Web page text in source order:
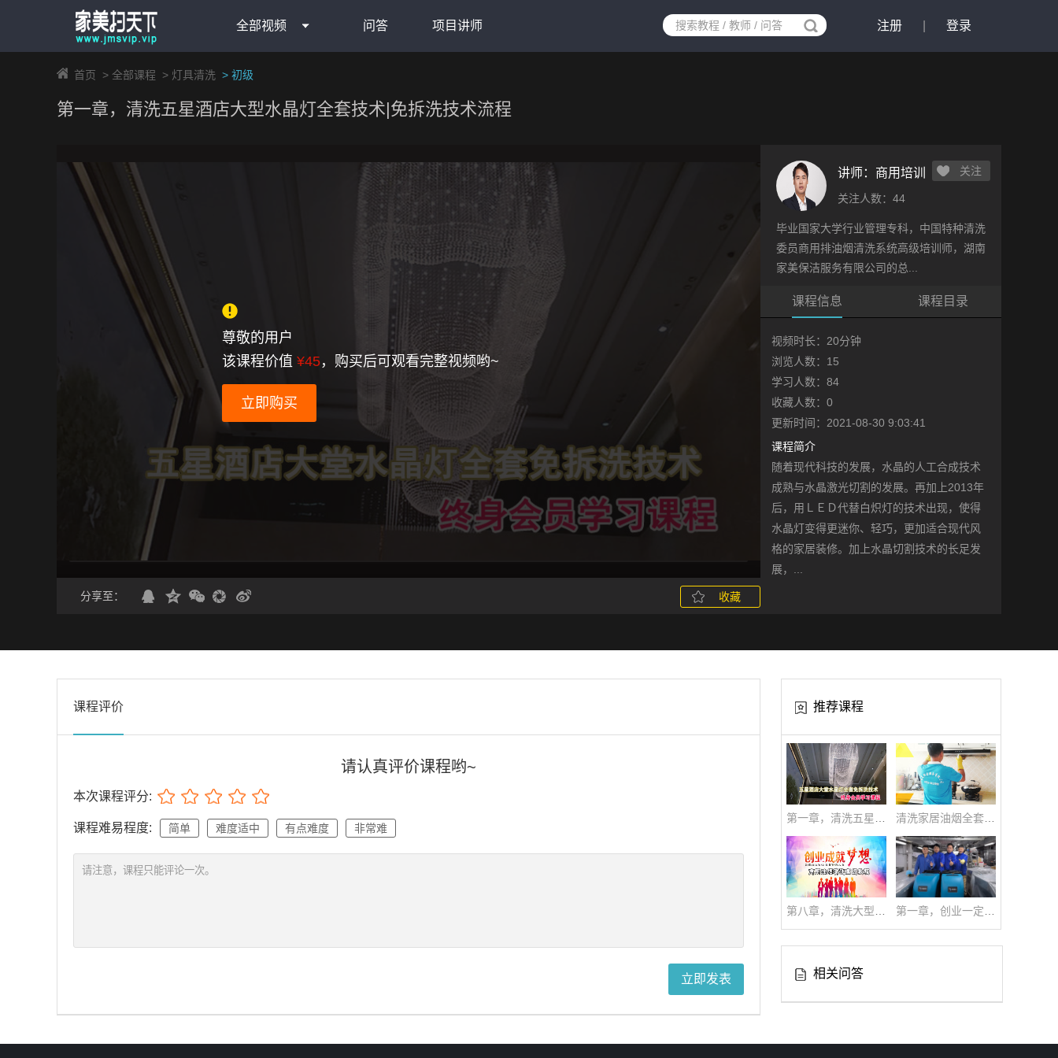
全部视频 问答 项目讲师 注册 登录
首页 > 全部课程 > 灯具清洗 > 初级
第一章，清洗五星酒店大型水晶灯全套技术|免拆洗技术流程
尊敬的用户
该课程价值 ¥45，购买后可观看完整视频哟~
立即购买
分享至： 收藏
讲师： 商用培训
关注人数：44
关注
毕业国家大学行业管理专科，中国特种清洗
委员商用排油烟清洗系统高级培训师，湖南
家美保洁服务有限公司的总...
课程信息 课程目录
视频时长：20分钟
浏览人数：15
学习人数：84
收藏人数：0
更新时间：2021-08-30 9:03:41
课程简介
随着现代科技的发展，水晶的人工合成技术
成熟与水晶激光切割的发展。再加上2013年
后，用ＬＥＤ代替白炽灯的技术出现，使得
水晶灯变得更迷你、轻巧，更加适合现代风
格的家居装修。加上水晶切割技术的长足发
展，...
课程评价
请认真评价课程哟~
本次课程评分:
课程难易程度: 简单 难度适中 有点难度 非常难
立即发表
推荐课程
相关问答